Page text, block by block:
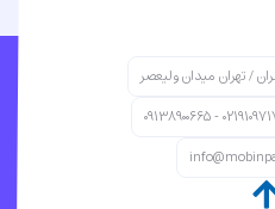
/ تهران میدان ولیعصر